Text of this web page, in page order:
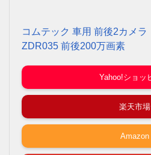
コムテック 車用 前後2カメ
ZDR035 前後200万画素
Yahoo!ショッ
楽天市場
Amazon